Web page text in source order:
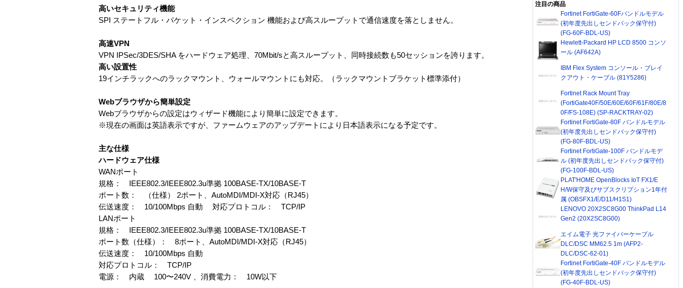
高いセキュリティ機能
SPI ステートフル・パケット・インスペクション 機能および高スループットで通信速度を落としません。
高速VPN
VPN IPSec/3DES/SHA をハードウェア処理、70Mbit/sと高スループット、同時接続数も50セッションを誇ります。
高い設置性
19インチラックへのラックマウント、ウォールマウントにも対応。（ラックマウントブラケット標準添付）
Webブラウザから簡単設定
Webブラウザからの設定はウィザード機能により簡単に設定できます。
※現在の画面は英語表示ですが、ファームウェアのアップデートにより日本語表示になる予定です。
主な仕様
ハードウェア仕様
WANポート
規格： IEEE802.3/IEEE802.3u準拠 100BASE-TX/10BASE-T
ポート数： （仕様） 2ポート、AutoMDI/MDI-X対応（RJ45）
伝送速度： 10/100Mbps 自動 対応プロトコル： TCP/IP
LANポート
規格： IEEE802.3/IEEE802.3u準拠 100BASE-TX/10BASE-T
ポート数（仕様）： 8ポート、AutoMDI/MDI-X対応（RJ45）
伝送速度： 10/100Mbps 自動
対応プロトコル： TCP/IP
電源： 内蔵 100〜240V 、消費電力： 10W以下
注目の商品
Fortinet FortiGate-60Fバンドルモデル
(初年度先出しセンドバック保守付)
(FG-60F-BDL-US)
Hewlett-Packard HP LCD 8500 コンソ
ール (AF642A)
IBM Flex System コンソール・ブレイ
クアウト・ケーブル (81Y5286)
Fortinet Rack Mount Tray
(FortiGate40F/50E/60E/60F/61F/80E/8
0F/FS-108E) (SP-RACKTRAY-02)
Fortinet FortiGate-80F バンドルモデル
(初年度先出しセンドバック保守付)
(FG-80F-BDL-US)
Fortinet FortiGate-100F バンドルモデ
ル (初年度先出しセンドバック保守付)
(FG-100F-BDL-US)
PLAT'HOME OpenBlocks IoT FX1/E
H/W保守及びサブスクリプション1年付
属 (OBSFX1/E/D11/H1S1)
LENOVO 20X2SC8G00 ThinkPad L14
Gen2 (20X2SC8G00)
エイム電子 光ファイバーケーブル
DLC/DSC MM62.5 1m (AFP2-
DLC/DSC-62-01)
Fortinet FortiGate-40F バンドルモデル
(初年度先出しセンドバック保守付)
(FG-40F-BDL-US)